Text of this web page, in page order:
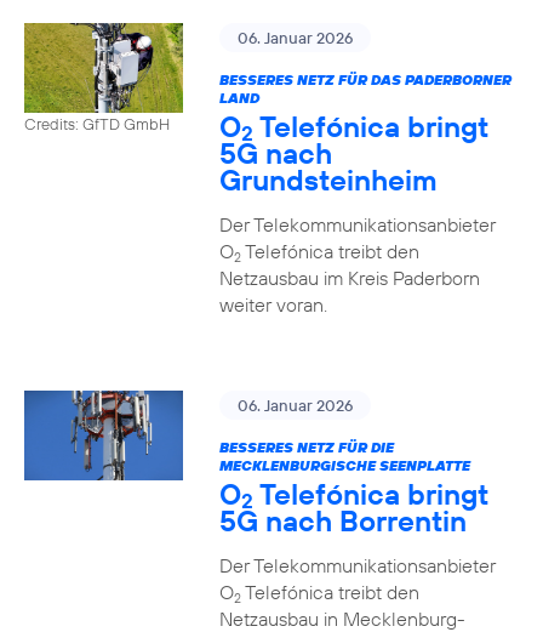
Credits: GfTD GmbH
06. Januar 2026
BESSERES NETZ FÜR DAS PADERBORNER
LAND
O2 Telefónica bringt
5G nach
Grundsteinheim
Der Telekommunikationsanbieter
O2Telefónica treibt den
Netzausbau im Kreis Paderborn
weiter voran.
06. Januar 2026
BESSERES NETZ FÜR DIE
MECKLENBURGISCHE SEENPLATTE
O2 Telefónica bringt
5G nach Borrentin
Der Telekommunikationsanbieter
O2Telefónica treibt den
Netzausbau in Mecklenburg-